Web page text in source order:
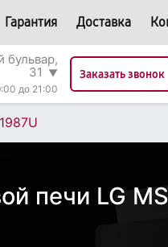
Гарантия Доставка
бульвар,
31
▼
до 21:00
Заказать звонок
печи LG